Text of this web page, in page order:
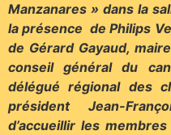
Manzanares » dans la
la présence de Philips
de Gérard Gayaud,
conseil général du
délégué régional des
président Jean-
d’accueillir les